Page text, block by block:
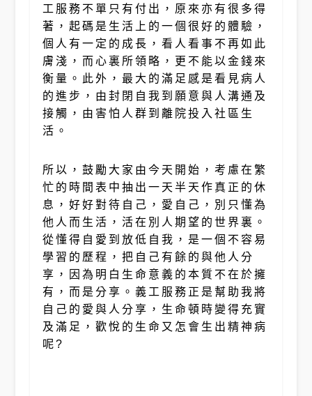
工服務不單只有付出，原來亦有很多得
著，起碼是生活上的一個很好的體驗，
個人有一定的成長，看人看事不再如此
膚淺，而心裏所領略，更不能以金錢來
衡量。此外，最大的滿足感是看見病人
的進步，由封閉自我到願意與人溝通及
接觸，由害怕人群到離院投入社區生
活。
所以，鼓勵大家由今天開始，考慮在繁
忙的時間表中抽出一天半天作真正的休
息，好好對待自己，愛自己，別只懂為
他人而生活，活在別人期望的世界裏。
從懂得自愛到放低自我，是一個不容易
學習的歷程，把自己有餘的與他人分
享，因為明白生命意義的本質不在於擁
有，而是分享。義工服務正是幫助我將
自己的愛與人分享，生命頓時變得充實
及滿足，歡悅的生命又怎會生出精神病
呢?